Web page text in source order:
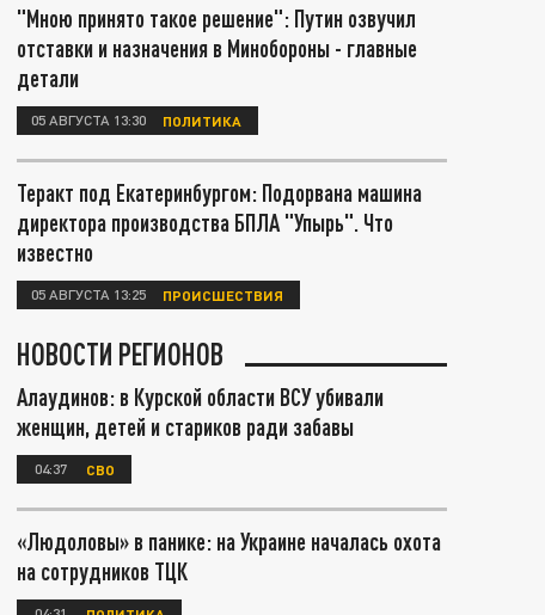
"Мною принято такое решение": Путин озвучил
отставки и назначения в Минобороны - главные
детали
05 АВГУСТА 13:30 ПОЛИТИКА
Теракт под Екатеринбургом: Подорвана машина
директора производства БПЛА "Упырь". Что
известно
05 АВГУСТА 13:25 ПРОИСШЕСТВИЯ
НОВОСТИ РЕГИОНОВ
Алаудинов: в Курской области ВСУ убивали
женщин, детей и стариков ради забавы
04:37 СВО
«Людоловы» в панике: на Украине началась охота
на сотрудников ТЦК